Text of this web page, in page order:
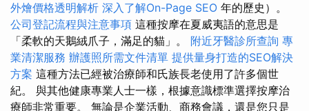
外燴價格透明解析 深入了解On-Page SEO 年的歷史）。
公司登記流程與注意事項 這種按摩在夏威夷語的意思是
「柔軟的天鵝絨爪子，滿足的貓」。 附近牙醫診所查詢 專
業清潔服務 辦護照所需文件清單 提供量身打造的SEO解決
方案 這種方法已經被治療師和氏族長老使用了許多個世
紀。 與其他健康專業人士一樣，根據意識標準選擇按摩治
療師非常重要。 無論是企業活動、商務會議，還是您只是